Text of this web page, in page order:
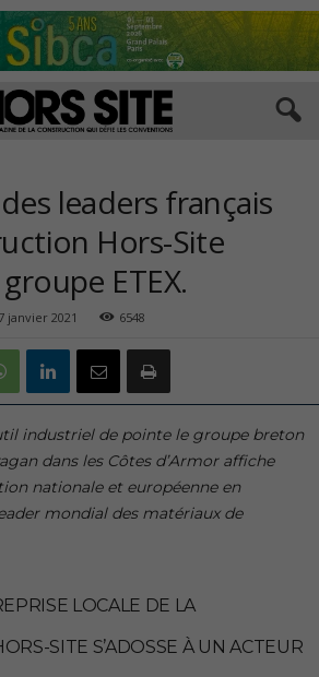
leaders français
Hors-Site
ETEX.
janvier 2021 6548
industriel de pointe le groupe breton
dans les Côtes d’Armor affiche
nationale et européenne en
mondial des matériaux de
LOCALE DE LA
SITE S’ADOSSE À UN ACTEUR